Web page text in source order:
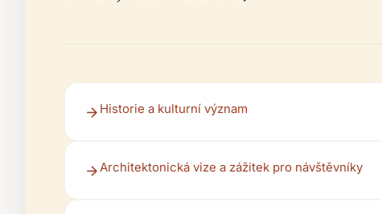
Historie a kulturní význam
Architektonická vize a zážitek pro návštěvníky